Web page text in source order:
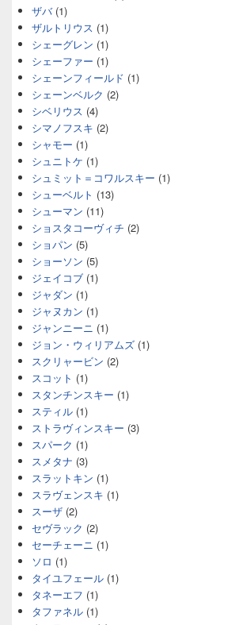
ザバ(1)
ザルトリウス (1)
シェーグレン (1)
シェーファー (1)
シェーンフィールド (1)
シェーンベルク (2)
シベリウス (4)
シマノフスキ (2)
シャモー (1)
シュニトケ (1)
シュミット＝コワルスキー (1)
シューベルト (13)
シューマン (11)
ショスタコーヴィチ (2)
ショパン (5)
ショーソン (5)
ジェイコブ (1)
ジャダン (1)
ジャヌカン (1)
ジャンニーニ (1)
ジョン・ウィリアムズ (1)
スクリャービン (2)
スコット (1)
スタンチンスキー (1)
スティル (1)
ストラヴィンスキー (3)
スパーク (1)
スメタナ (3)
スラットキン (1)
スラヴェンスキ (1)
スーザ (2)
セヴラック (2)
セーチェーニ (1)
ソロ (1)
タイユフェール (1)
タネーエフ (1)
タファネル (1)